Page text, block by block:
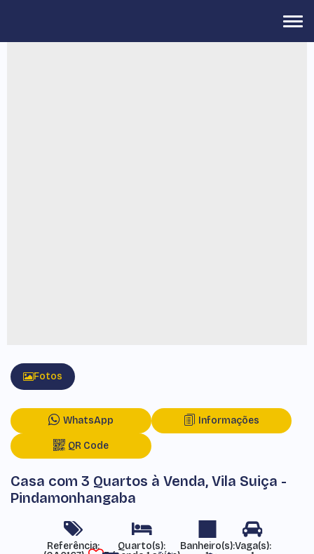
Fotos
WhatsApp Informações
QR Code
Casa com 3 Quartos à Venda, Vila Suiça -
Pindamonhangaba
Referência: